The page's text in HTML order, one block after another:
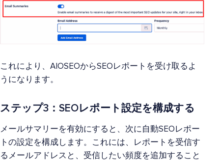
これにより、AIOSEOからSEOレポートを受け取るよ
うになります。
ステップ3：SEOレポート設定を構成する
メールサマリーを有効にすると、次に自動SEOレポー
トの設定を構成します。これには、レポートを受信す
るメールアドレスと、受信したい頻度を追加すること